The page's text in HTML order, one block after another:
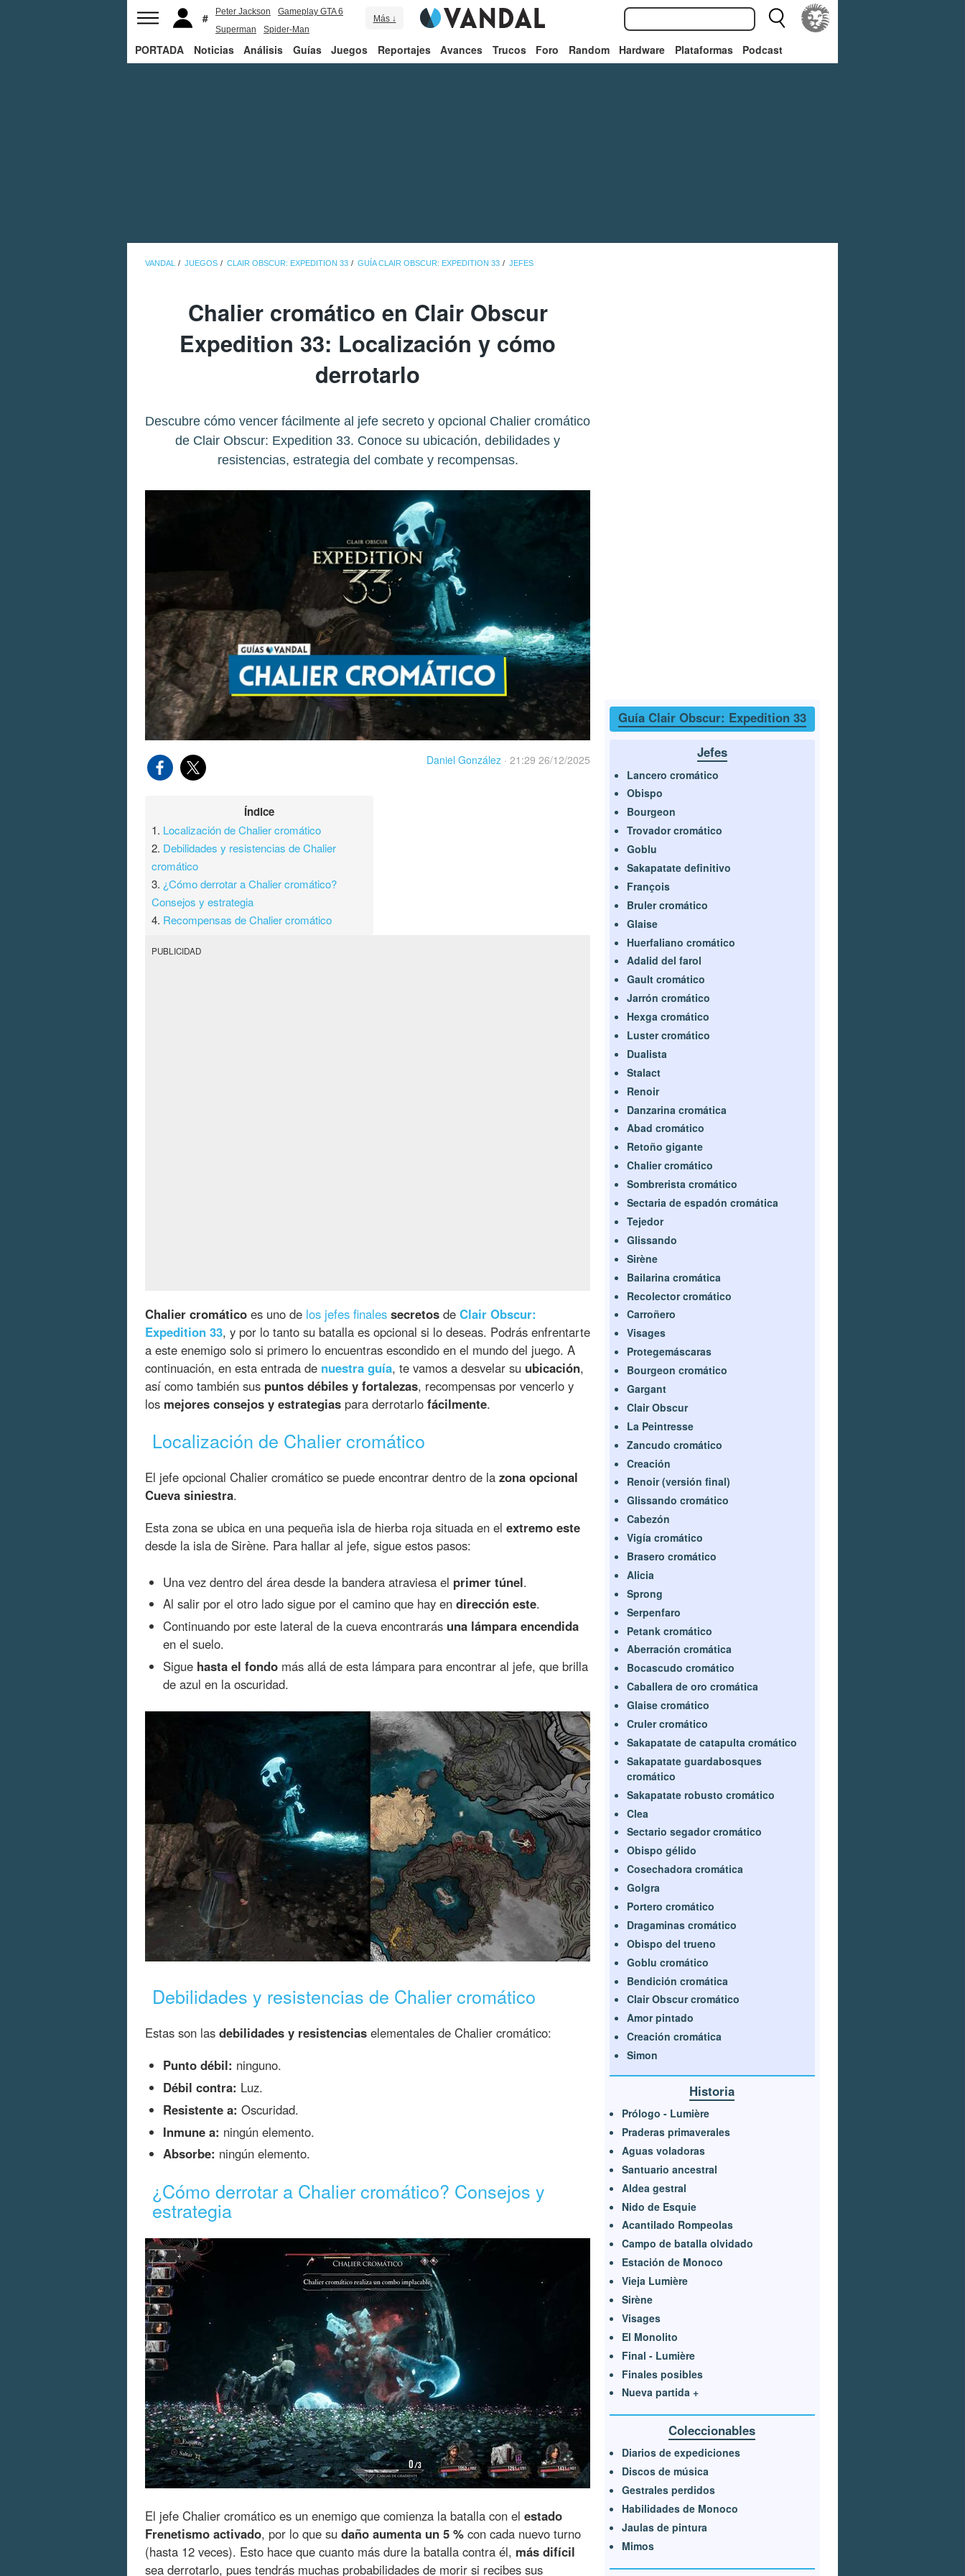
Peter Jackson
Gameplay GTA 6
Superman
Spider-Man
Más ↓
PORTADA Noticias Análisis Guías Juegos Reportajes Avances Trucos Foro Random Hardware Plataformas Podcast
VANDAL JUEGOS CLAIR OBSCUR: EXPEDITION 33 GUÍA CLAIR OBSCUR: EXPEDITION 33 JEFES
Chalier cromático en Clair Obscur
Expedition 33: Localización y cómo
derrotarlo
Descubre cómo vencer fácilmente al jefe secreto y opcional Chalier cromático
de Clair Obscur: Expedition 33. Conoce su ubicación, debilidades y
resistencias, estrategia del combate y recompensas.
Daniel González · 21:29 26/12/2025
Índice
1. Localización de Chalier cromático
2. Debilidades y resistencias de Chalier
cromático
3. ¿Cómo derrotar a Chalier cromático?
Consejos y estrategia
4. Recompensas de Chalier cromático
PUBLICIDAD
Chalier cromático es uno de los jefes finales secretos de Clair Obscur:
Expedition 33, y por lo tanto su batalla es opcional si lo deseas. Podrás enfrentarte
a este enemigo solo si primero lo encuentras escondido en el mundo del juego. A
continuación, en esta entrada de nuestra guía, te vamos a desvelar su ubicación,
así como también sus puntos débiles y fortalezas, recompensas por vencerlo y
los mejores consejos y estrategias para derrotarlo fácilmente.
Localización de Chalier cromático
El jefe opcional Chalier cromático se puede encontrar dentro de la zona opcional
Cueva siniestra.
Esta zona se ubica en una pequeña isla de hierba roja situada en el extremo este
desde la isla de Sirène. Para hallar al jefe, sigue estos pasos:
Una vez dentro del área desde la bandera atraviesa el primer túnel.
Al salir por el otro lado sigue por el camino que hay en dirección este.
Continuando por este lateral de la cueva encontrarás una lámpara encendida
en el suelo.
Sigue hasta el fondo más allá de esta lámpara para encontrar al jefe, que brilla
de azul en la oscuridad.
Debilidades y resistencias de Chalier cromático
Estas son las debilidades y resistencias elementales de Chalier cromático:
Punto débil: ninguno.
Débil contra: Luz.
Resistente a: Oscuridad.
Inmune a: ningún elemento.
Absorbe: ningún elemento.
¿Cómo derrotar a Chalier cromático? Consejos y
estrategia
El jefe Chalier cromático es un enemigo que comienza la batalla con el estado
Frenetismo activado, por lo que su daño aumenta un 5 % con cada nuevo turno
(hasta 12 veces). Esto hace que cuanto más dure la batalla contra él, más difícil
sea derrotarlo, pues tendrás muchas probabilidades de morir si recibes sus
Guía Clair Obscur: Expedition 33
Jefes
Lancero cromático
Obispo
Bourgeon
Trovador cromático
Goblu
Sakapatate definitivo
François
Bruler cromático
Glaise
Huerfaliano cromático
Adalid del farol
Gault cromático
Jarrón cromático
Hexga cromático
Luster cromático
Dualista
Stalact
Renoir
Danzarina cromática
Abad cromático
Retoño gigante
Chalier cromático
Sombrerista cromático
Sectaria de espadón cromática
Tejedor
Glissando
Sirène
Bailarina cromática
Recolector cromático
Carroñero
Visages
Protegemáscaras
Bourgeon cromático
Gargant
Clair Obscur
La Peintresse
Zancudo cromático
Creación
Renoir (versión final)
Glissando cromático
Cabezón
Vigía cromático
Brasero cromático
Alicia
Sprong
Serpenfaro
Petank cromático
Aberración cromática
Bocascudo cromático
Caballera de oro cromática
Glaise cromático
Cruler cromático
Sakapatate de catapulta cromático
Sakapatate guardabosques
cromático
Sakapatate robusto cromático
Clea
Sectario segador cromático
Obispo gélido
Cosechadora cromática
Golgra
Portero cromático
Dragaminas cromático
Obispo del trueno
Goblu cromático
Bendición cromática
Clair Obscur cromático
Amor pintado
Creación cromática
Simon
Historia
Prólogo - Lumière
Praderas primaverales
Aguas voladoras
Santuario ancestral
Aldea gestral
Nido de Esquie
Acantilado Rompeolas
Campo de batalla olvidado
Estación de Monoco
Vieja Lumière
Sirène
Visages
El Monolito
Final - Lumière
Finales posibles
Nueva partida +
Coleccionables
Diarios de expediciones
Discos de música
Gestrales perdidos
Habilidades de Monoco
Jaulas de pintura
Mimos